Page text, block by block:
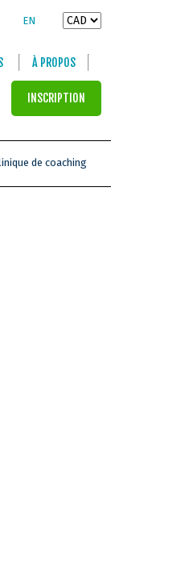
EN
À PROPOS
INSCRIPTION
de coaching